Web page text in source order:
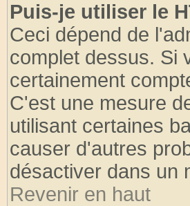
Puis-je utiliser le
Ceci dépend de
complet dessus. Si
certainement
C'est une mesure
utilisant certaines
causer d'autres
désactiver dans un
Revenir en haut